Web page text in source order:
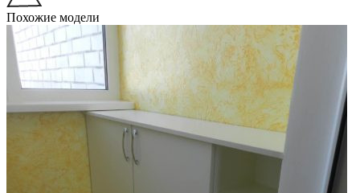
Похожие модели